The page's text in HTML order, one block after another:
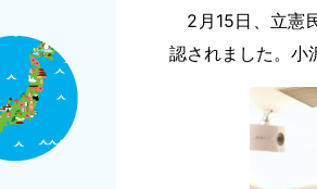
2月15日、立憲
認されました。小